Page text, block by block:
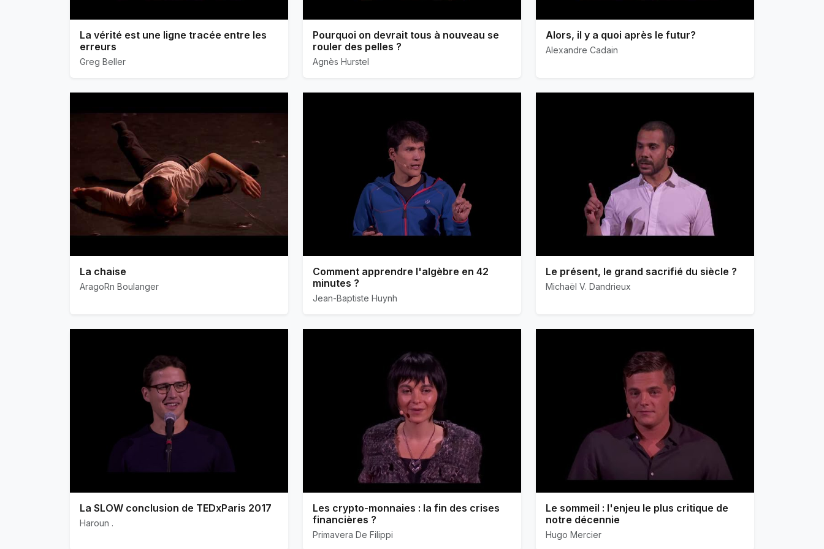
La vérité est une ligne tracée entre les
erreurs
Greg Beller
Pourquoi on devrait tous à nouveau se
rouler des pelles ?
Agnès Hurstel
Alors, il y a quoi après le futur?
Alexandre Cadain
La chaise
AragoRn Boulanger
Comment apprendre l'algèbre en 42
minutes ?
Jean-Baptiste Huynh
Le présent, le grand sacrifié du siècle ?
Michaël V. Dandrieux
La SLOW conclusion de TEDxParis 2017
Haroun .
Les crypto-monnaies : la fin des crises
financières ?
Primavera De Filippi
Le sommeil : l'enjeu le plus critique de
notre décennie
Hugo Mercier